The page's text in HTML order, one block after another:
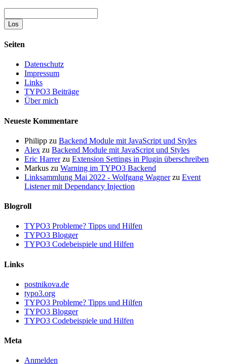
Seiten
Datenschutz
Impressum
Links
TYPO3 Beiträge
Über mich
Neueste Kommentare
Philipp zu Backend Module mit JavaScript und Styles
Alex zu Backend Module mit JavaScript und Styles
Eric Harrerzu Extension Settings in Plugin überschreiben
Markus zu Warning im TYPO3 Backend
Linksammlung Mai 2022 - Wolfgang Wagnerzu Event
Listener mit Dependancy Injection
Blogroll
TYPO3 Probleme? Tipps und Hilfen
TYPO3 Blogger
TYPO3 Codebeispiele und Hilfen
Links
postnikova.de
typo3.org
TYPO3 Probleme? Tipps und Hilfen
TYPO3 Blogger
TYPO3 Codebeispiele und Hilfen
Meta
Anmelden